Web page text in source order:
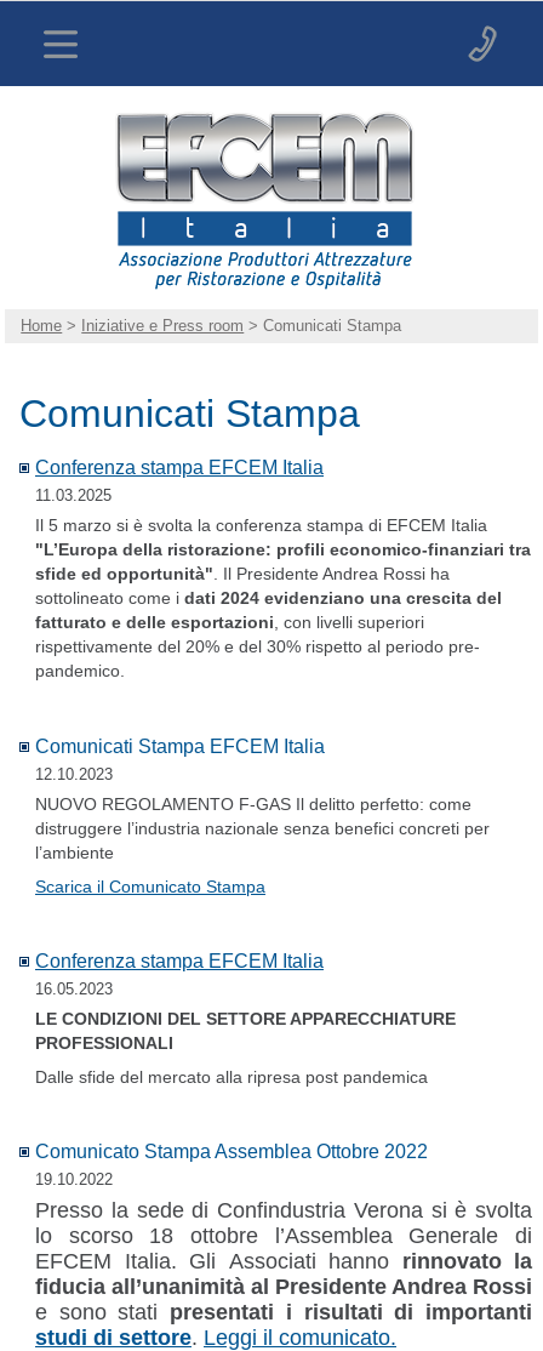
Home > Iniziative e Press room > Comunicati Stampa
Comunicati Stampa
Conferenza stampa EFCEM Italia
11.03.2025
Il 5 marzo si è svolta la conferenza stampa di EFCEM Italia
"L’Europa della ristorazione: profili economico-finanziari tra
sfide ed opportunità". Il Presidente Andrea Rossi ha
sottolineato come i dati 2024 evidenziano una crescita del
fatturato e delle esportazioni, con livelli superiori
rispettivamente del 20% e del 30% rispetto al periodo pre-
pandemico.
Comunicati Stampa EFCEM Italia
12.10.2023
NUOVO REGOLAMENTO F-GAS Il delitto perfetto: come
distruggere l’industria nazionale senza benefici concreti per
l’ambiente
Scarica il Comunicato Stampa
Conferenza stampa EFCEM Italia
16.05.2023
LE CONDIZIONI DEL SETTORE APPARECCHIATURE
PROFESSIONALI
Dalle sfide del mercato alla ripresa post pandemica
Comunicato Stampa Assemblea Ottobre 2022
19.10.2022
Presso la sede di Confindustria Verona si è svolta
lo scorso 18 ottobre l’Assemblea Generale di
EFCEM Italia. Gli Associati hanno rinnovato la
fiducia all’unanimità al Presidente Andrea Rossi
e sono stati presentati i risultati di importanti
studi di settore. Leggi il comunicato.